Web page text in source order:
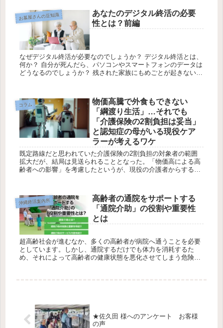
お墓屋さんの豆知識
あなたのデジタル終活の必要
性とは？前編
なぜデジタル終活が必要なのでしょうか？ デジタル終活とは、
何か？ 自分が死んだら、パソコンやスマートフォンのデータは
どうなるのでしょうか？ 残された家族にもめごとが起きないよ
コラム
物価高騰で外食もできない
「綱渡り生活」…それでも
「介護保険の2割負担は妥当」
と認知症の母がいる現役ケア
ラーが考えるワケ
既定路線だと思われていた介護保険の2割負担の対象者の範囲
拡大だが、結局は見送られることとなった。「物価高による高
齢者への影響」を考慮したというが、現役の介護者からすると
沖縄終活案内所
高齢者の通院をサポートする
「通院介助」の役割や重要性
とは
超高齢社会が進むなか、多くの高齢者が病院へ通うことを必要
としています。しかし、通院するだけでも体力を消耗するた
め、それによって高齢者の健康状態を悪化させてしまう危険性
★佐久田 様へのアンケート お客様
の声